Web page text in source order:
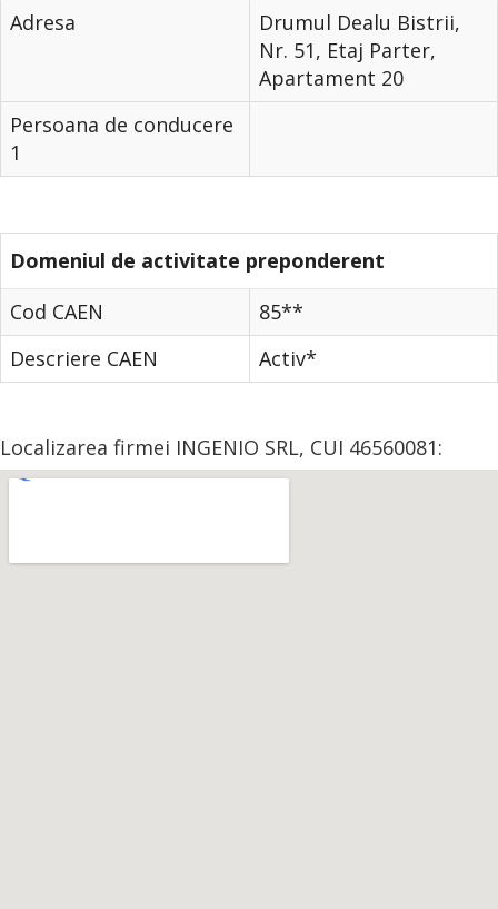
Adresa
Drumul Dealu Bistrii,
Nr. 51, Etaj Parter,
Apartament 20
Persoana de conducere
1
Domeniul de activitate preponderent
Cod CAEN
85**
Descriere CAEN
Activ*
Localizarea firmei INGENIO SRL, CUI 46560081: